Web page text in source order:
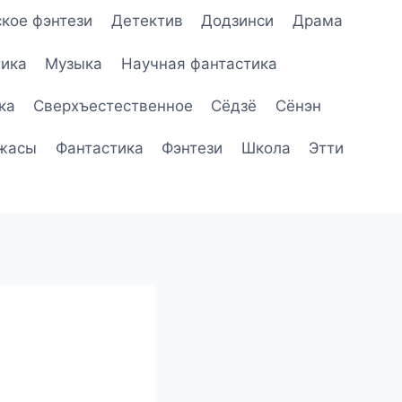
фэнтези Детектив Додзинси Драма
Музыка Научная фантастика
Сверхъестественное Сёдзё Сёнэн
Фантастика Фэнтези Школа Этти